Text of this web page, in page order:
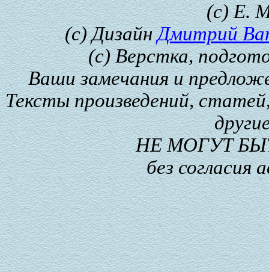
(с) Е.
(с) ДизайнДмитрий
(с) Верстка,
Ваши замечания и
Тексты произведений,
НЕ МОГУТ
без согласия